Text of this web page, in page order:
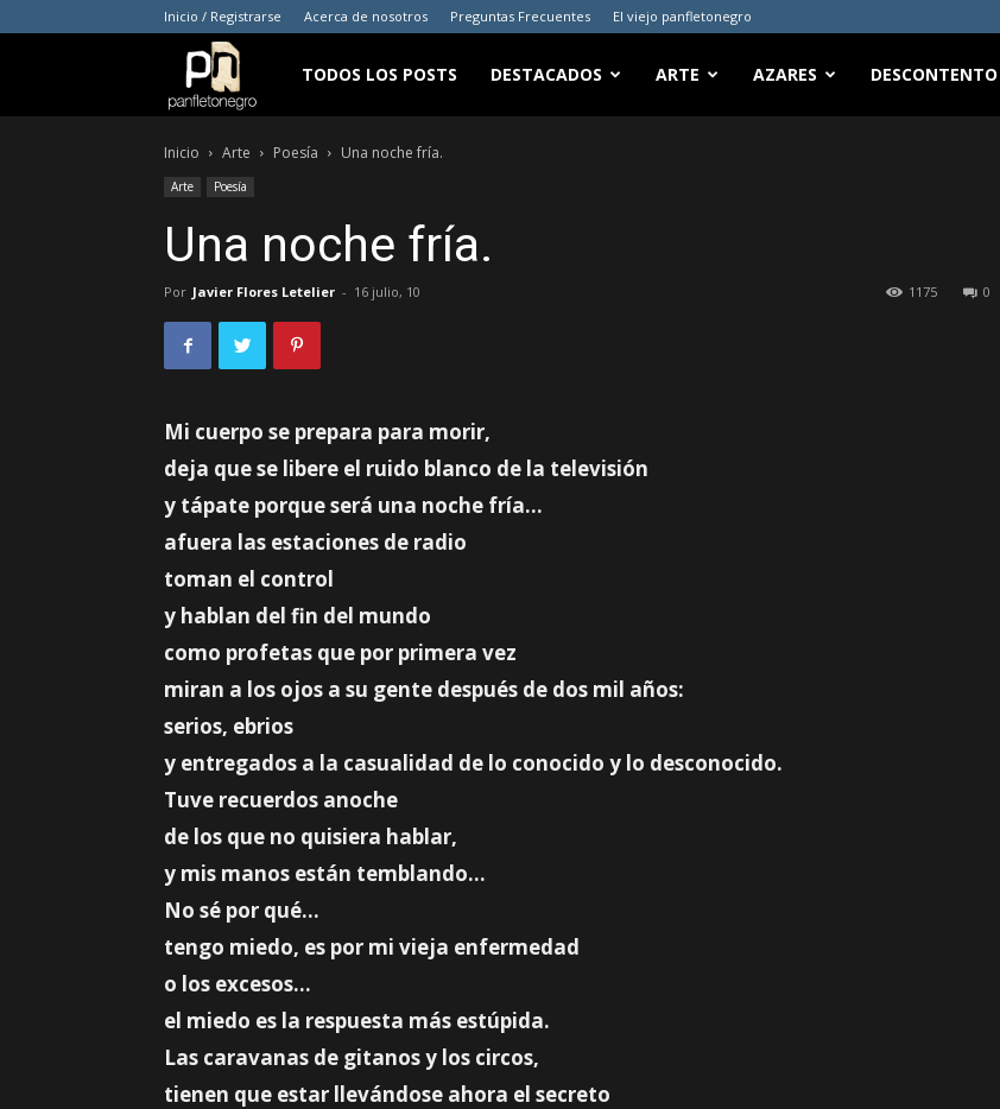
Inicio / Registrarse Acerca de nosotros Preguntas Frecuentes El viejo panfletonegro
panfletonegro
TODOS LOS POSTS DESTACADOS ARTE AZARES DESCONTENTO
Inicio Arte Poesía Una noche fría.
Arte Poesía
Una noche fría.
Por Javier Flores Letelier - 16 julio, 10 0
1175
Mi cuerpo se prepara para morir,
deja que se libere el ruido blanco de la televisión
y tápate porque será una noche fría…
afuera las estaciones de radio
toman el control
y hablan del fin del mundo
como profetas que por primera vez
miran a los ojos a su gente después de dos mil años:
serios, ebrios
y entregados a la casualidad de lo conocido y lo desconocido.
Tuve recuerdos anoche
de los que no quisiera hablar,
y mis manos están temblando…
No sé por qué…
tengo miedo, es por mi vieja enfermedad
o los excesos…
el miedo es la respuesta más estúpida.
Las caravanas de gitanos y los circos,
tienen que estar llevándose ahora el secreto